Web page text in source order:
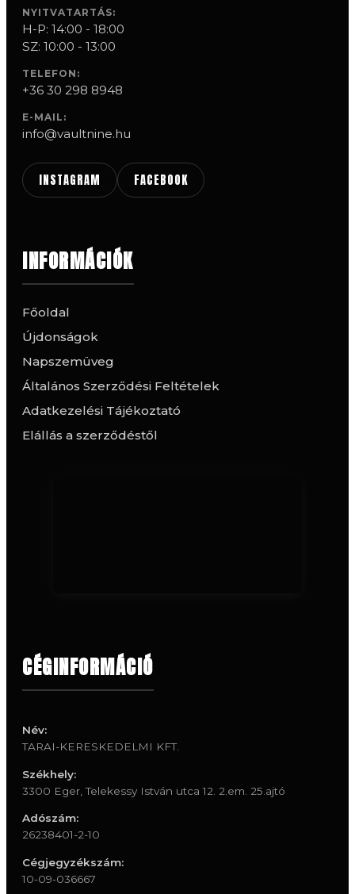
NYITVATARTÁS:
H-P: 14:00 - 18:00
SZ: 10:00 - 13:00
TELEFON:
+36 30 298 8948
E-MAIL:
info@vaultnine.hu
INSTAGRAM FACEBOOK
INFORMÁCIÓK
Főoldal
Újdonságok
Napszemüveg
Általános Szerződési Feltételek
Adatkezelési Tájékoztató
Elállás a szerződéstől
CÉGINFORMÁCIÓ
Név:
TARAI-KERESKEDELMI KFT.
Székhely:
3300 Eger, Telekessy István utca 12. 2.em. 25.ajtó
Adószám:
26238401-2-10
Cégjegyzékszám:
10-09-036667